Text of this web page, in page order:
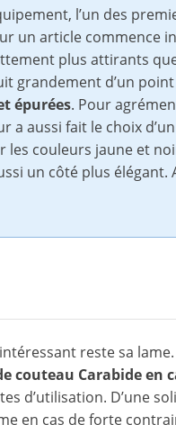
l’un des
un article commence
plus attirants
grandement d’un
épurées. Pour
aussi fait le choix
couleurs jaune et
un côté plus élégant.
reste sa
couteau Carabide en
d’utilisation. D’une
en cas de forte